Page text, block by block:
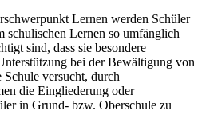
Lernen werden Schüler
schulischen Lernen so umfänglich
sind, dass sie besondere
bei der Bewältigung von
versucht, durch
die Eingliederung oder
in Grund- bzw. Oberschule zu